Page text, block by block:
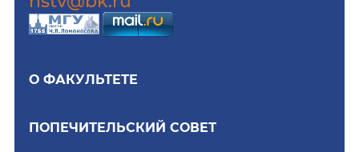
О ФАКУЛЬТЕТЕ
ПОПЕЧИТЕЛЬСКИЙ СОВЕТ